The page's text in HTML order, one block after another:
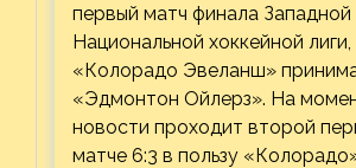
первый матч финала
Национальной хоккейной
«Колорадо Эвеланш»
«Эдмонтон Ойлерз». На
новости проходит второй
матче 6:3 в пользу